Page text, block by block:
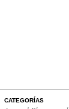
CATEGORÍAS